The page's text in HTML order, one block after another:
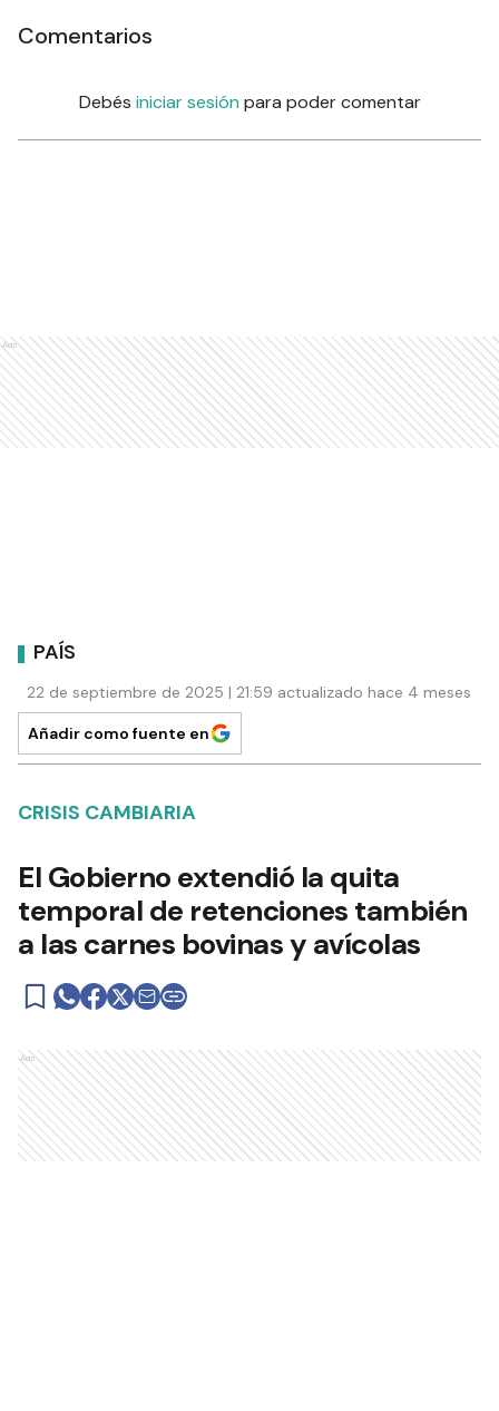
Comentarios
Debés iniciar sesión para poder comentar
Ads
PAÍS
22 de septiembre de 2025 | 21:59 actualizado hace 4 meses
Añadir como fuente en
CRISIS CAMBIARIA
El Gobierno extendió la quita
temporal de retenciones también
a las carnes bovinas y avícolas
Ads